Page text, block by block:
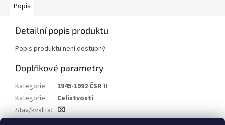
Popis
Detailní popis produktu
Popis produktu není dostupný
Doplňkové parametry
Kategorie:
1945-1992 ČSR II
Kategorie:
Celistvosti
Stav/kvalita: ⌧